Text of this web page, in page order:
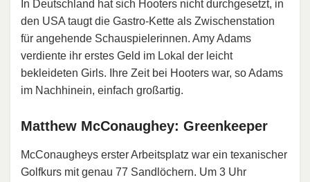
In Deutschland hat sich Hooters nicht durchgesetzt, in
den USA taugt die Gastro-Kette als Zwischenstation
für angehende Schauspielerinnen. Amy Adams
verdiente ihr erstes Geld im Lokal der leicht
bekleideten Girls. Ihre Zeit bei Hooters war, so Adams
im Nachhinein, einfach großartig.
Matthew McConaughey: Greenkeeper
McConaugheys erster Arbeitsplatz war ein texanischer
Golfkurs mit genau 77 Sandlöchern. Um 3 Uhr